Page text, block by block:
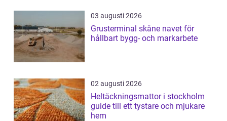
03 augusti 2026
Grusterminal skåne navet för
hållbart bygg- och markarbete
02 augusti 2026
Heltäckningsmattor i stockholm
guide till ett tystare och mjukare
hem